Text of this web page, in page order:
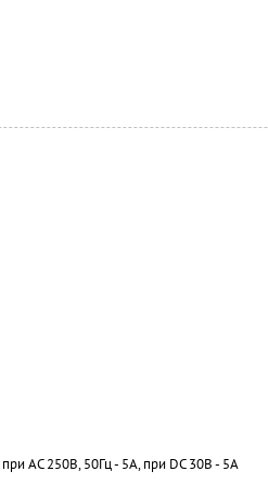
при AC 250B, 50Гц - 5А, при DC 30B - 5А